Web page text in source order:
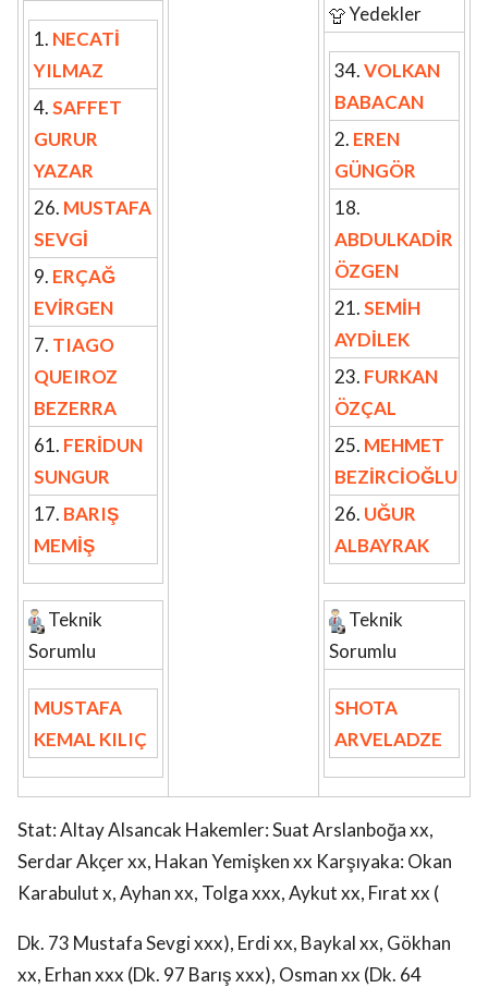
1. NECATİ
YILMAZ
4.SAFFET
GURUR
YAZAR
26. MUSTAFA
SEVGİ
9. ERÇAĞ
EVİRGEN
7. TIAGO
QUEIROZ
BEZERRA
61. FERİDUN
SUNGUR
17. BARIŞ
MEMİŞ
Teknik
Sorumlu
MUSTAFA
KEMAL KILIÇ
Yedekler
34.VOLKAN
BABACAN
2. EREN
GÜNGÖR
18.
ABDULKADİR
ÖZGEN
21.SEMİH
AYDİLEK
23. FURKAN
ÖZÇAL
25. MEHMET
BEZİRCİOĞLU
26. UĞUR
ALBAYRAK
Teknik
Sorumlu
SHOTA
ARVELADZE
Stat: Altay Alsancak Hakemler: Suat Arslanboğa xx,
Serdar Akçer xx, Hakan Yemişken xx Karşıyaka: Okan
Karabulut x, Ayhan xx, Tolga xxx, Aykut xx, Fırat xx (
Dk. 73 Mustafa Sevgi xxx), Erdi xx, Baykal xx, Gökhan
xx, Erhan xxx (Dk. 97 Barış xxx), Osman xx (Dk. 64